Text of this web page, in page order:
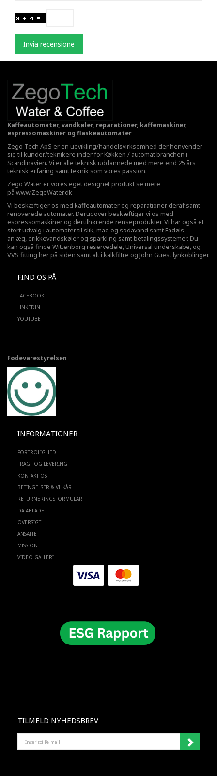
Invia recensione
Kaffeautomater, vandkøler, reparationer, kaffemaskiner,
espressomaskiner og flaskeautomater
Zego Tech ApS er en udvikling/handelsvirksomhed der henvender
sig til kunder/teknikere indenfor Køkken / automat branchen i
Scandinavien. Vi er alle teknisk uddannede med mere end 25 års
teknisk erfaring samt teknik som vores passion.
Zego Water er vores eget designet produkt se mere
på www.ZegoWater.dk
Vi beskæftiger os med kaffeautomater og reparationer deraf samt
renoverede automater. Derudover beskæftiger vi os med
espressomaskiner og dertilhørende renseprodukter. Vi har også et
stort udvalg i automater til slik, mad og sodavand samt Fadøls
anlæg, drikkevandskøler og sparkling samt betalingssystemer. Du
kan også finde Wittenborg reservedele, Universal underskabe, og
VVS fitting her på siden samt alt i kalkfiltre og John Guest lynkoblinger.
FIND OS PÅ
FACEBOOK
LINKEDIN
YOUTUBE
Fødevarestyrelsen
INFORMATIONER
FORTROLIGHED
FRAGT OG LEVERING
KONTAKT OS
BETINGELSER & VILKÅR
RETURNERINGSFORMULAR
DATABLADE
OVERSIGT
ANSATTE
MISSION
VIDEO GALLERI
TILMELD NYHEDSBREV
MAIL